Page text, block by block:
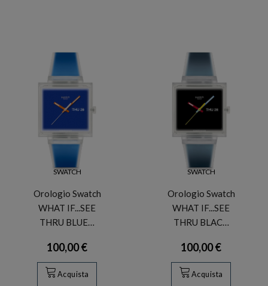
SWATCH
Orologio Swatch
WHAT IF...SEE
THRU BLUE…
100,00 €
Acquista
SWATCH
Orologio Swatch
WHAT IF...SEE
THRU BLAC…
100,00 €
Acquista